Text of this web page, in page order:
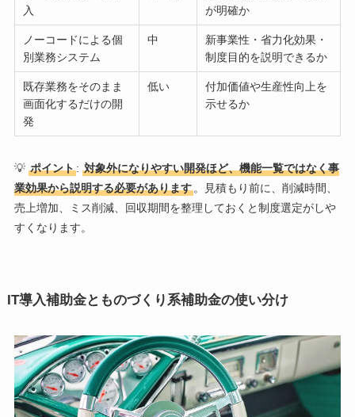
入
が明確か
ノーコードによる個
別業務システム
中
新事業性・省力化効果・
制度目的を説明できるか
既存業務をそのまま
画面化するだけの開
発
低い
付加価値や生産性向上を
示せるか
💡 ポイント: 対象外になりやすい開発ほど、機能一覧ではなく事
業効果から説明する必要があります。見積もり前に、削減時間、
売上増加、ミス削減、回収期間を整理しておくと制度選定がしや
すくなります。
IT導入補助金とものづくり系補助金の使い分け